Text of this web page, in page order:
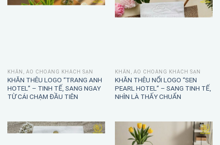
KHĂN, ÁO CHOÀNG KHÁCH SẠN
KHĂN THÊU LOGO “TRANG ANH
HOTEL” – TINH TẾ, SANG NGAY
TỪ CÁI CHẠM ĐẦU TIÊN
KHĂN, ÁO CHOÀNG KHÁCH SẠN
KHĂN THÊU NỔI LOGO “SEN
PEARL HOTEL” – SANG TINH TẾ,
NHÌN LÀ THẤY CHUẨN